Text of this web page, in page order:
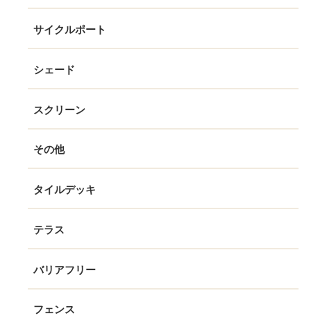
サイクルポート
シェード
スクリーン
その他
タイルデッキ
テラス
バリアフリー
フェンス